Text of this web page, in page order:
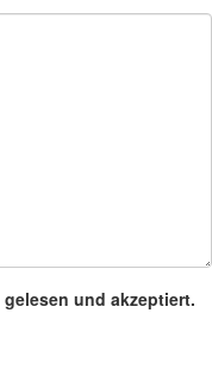
gelesen und akzeptiert.